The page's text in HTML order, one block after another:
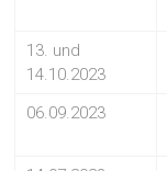
13. und
14.10.2023
06.09.2023